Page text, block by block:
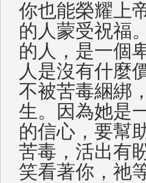
你也能榮耀上
的人蒙受祝福
的人，是一個
人是沒有什麼
不被苦毒綑綁
生。因為她是
的信心，要幫
苦毒，活出有
笑看著你，祂